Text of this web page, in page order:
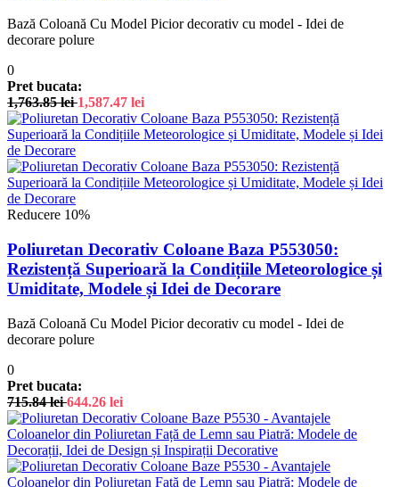
Bază Coloană Cu Model Picior decorativ cu model - Idei de
decorare polure
0
Pret bucata:
1,763.85lei 1,587.47 lei
Reducere 10%
Poliuretan Decorativ Coloane Baza P553050:
Rezistență Superioară la Condițiile Meteorologice și
Umiditate, Modele și Idei de Decorare
Bază Coloană Cu Model Picior decorativ cu model - Idei de
decorare polure
0
Pret bucata:
715.84lei 644.26 lei